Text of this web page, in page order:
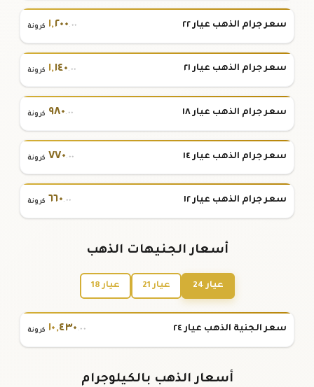
سعر جرام الذهب عيار ٢٢ ١,٢٠٠.٠٠ كرونة
سعر جرام الذهب عيار ٢١ ١,١٤٠.٠٠ كرونة
سعر جرام الذهب عيار ١٨ ٩٨٠.٠٠ كرونة
سعر جرام الذهب عيار ١٤ ٧٧٠.٠٠ كرونة
سعر جرام الذهب عيار ١٢ ٦٦٠.٠٠ كرونة
أسعار الجنيهات الذهب
عيار 24 عيار 21 عيار 18
سعر الجنية الذهب عيار ٢٤ ١٠,٤٣٠ .٠٠ كرونة
أسعار الذهب بالكيلوجرام